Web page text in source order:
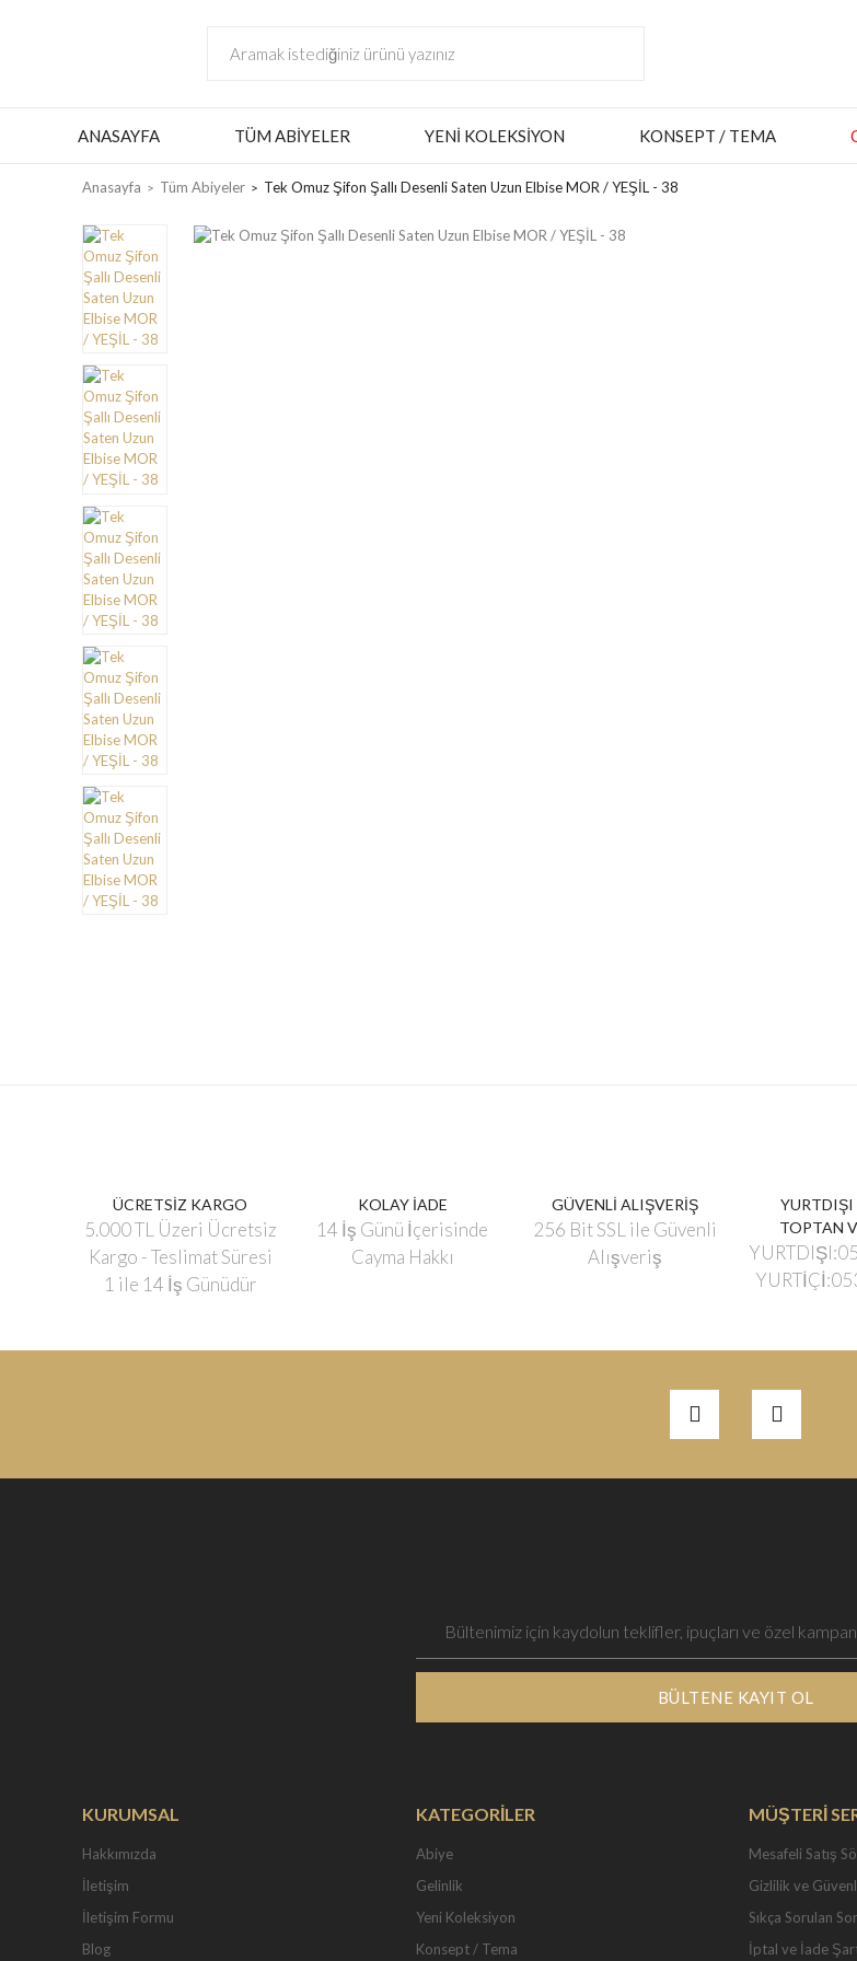
ANASAYFA TÜM ABIYELER YENI KOLEKSIYON KONSEPT / TEMA
Anasayfa Tüm Abiyeler Tek Omuz Şifon Şallı Desenli Saten Uzun Elbise MOR / YEŞİL - 38
ÜCRETSİZ KARGO
5.000 TL Üzeri Ücretsiz
Kargo - Teslimat Süresi
1 ile 14 İş Günüdür
KOLAY İADE
14 İş Günü İçerisinde
Cayma Hakkı
GÜVENLİ ALIŞVERİŞ
256 Bit SSL ile Güvenli
Alışveriş
YURTDIŞI
TOPTAN
BÜLTENE KAYIT OL
KURUMSAL
Hakkımızda
İletişim
İletişim Formu
Blog
KATEGORİLER
Abiye
Gelinlik
Yeni Koleksiyon
Konsept / Tema
MÜŞTERİ
Mesafeli Satış
Gizlilik ve
Sıkça Sorulan
İptal ve İade